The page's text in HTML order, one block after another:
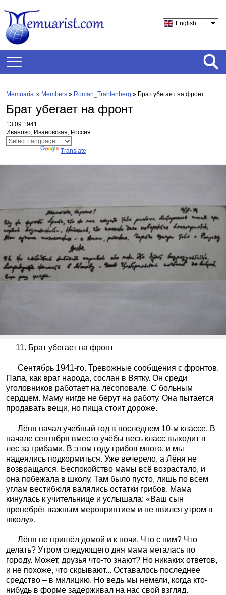
English
Memuarist» Members » Roman_Trahtenberg » Брат убегает на фронт
Брат убегает на фронт
13.09.1941
Иваново, Ивановская, Россия
Translate
11. Брат убегает на фронт
Сентябрь 1941-го. Тревожные сообщения с фронтов.
Папа, как враг народа, сослан в Вятку. Он среди
уголовников работает на лесоповале. С больным
сердцем. Маму нигде не берут на работу. Она пытается
продавать вещи, но пища стоит дороже.
Лёня начал учебный год в последнем 10-м классе. В
начале сентября вместо учёбы весь класс выходит в
лес за грибами. В этом году грибов много, и мы
надеялись подкормиться. Уже вечерело, а Лёня не
возвращался. Беспокойство мамы всё возрастало, и
она побежала в школу. Там было пусто, лишь по всем
углам вестибюля валялись остатки грибов. Мама
кинулась к учительнице и услышала: «Ваш сын
пренебрёг важным мероприятием и не явился утром в
школу».
Лёня не пришёл домой и к ночи. Что с ним? Что
делать? Утром следующего дня мама металась по
городу. Может, друзья что-то знают? Но никаких ответов,
и не похоже, что скрывают... Оставалось последнее
средство – в милицию. Но ведь мы немели, когда кто-
нибудь в форме задерживал на нас свой взгляд.